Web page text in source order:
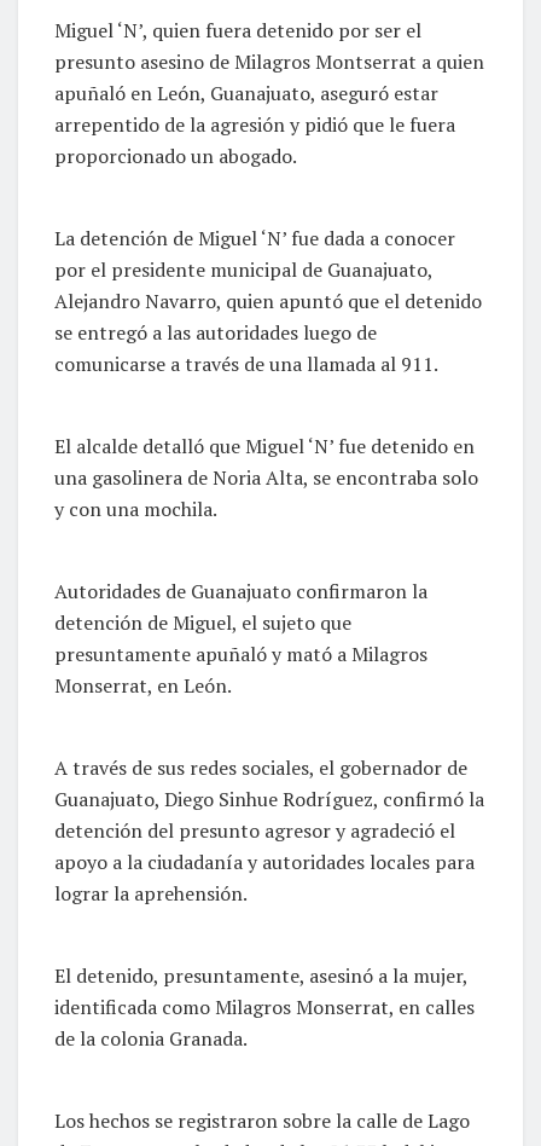
Miguel ‘N’, quien fuera detenido por ser el
presunto asesino de Milagros Montserrat a quien
apuñaló en León, Guanajuato, aseguró estar
arrepentido de la agresión y pidió que le fuera
proporcionado un abogado.
La detención de Miguel ‘N’ fue dada a conocer
por el presidente municipal de Guanajuato,
Alejandro Navarro, quien apuntó que el detenido
se entregó a las autoridades luego de
comunicarse a través de una llamada al 911.
El alcalde detalló que Miguel ‘N’ fue detenido en
una gasolinera de Noria Alta, se encontraba solo
y con una mochila.
Autoridades de Guanajuato confirmaron la
detención de Miguel, el sujeto que
presuntamente apuñaló y mató a Milagros
Monserrat, en León.
A través de sus redes sociales, el gobernador de
Guanajuato, Diego Sinhue Rodríguez, confirmó la
detención del presunto agresor y agradeció el
apoyo a la ciudadanía y autoridades locales para
lograr la aprehensión.
El detenido, presuntamente, asesinó a la mujer,
identificada como Milagros Monserrat, en calles
de la colonia Granada.
Los hechos se registraron sobre la calle de Lago